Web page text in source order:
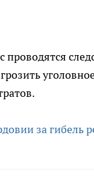
проводятся
за гибель